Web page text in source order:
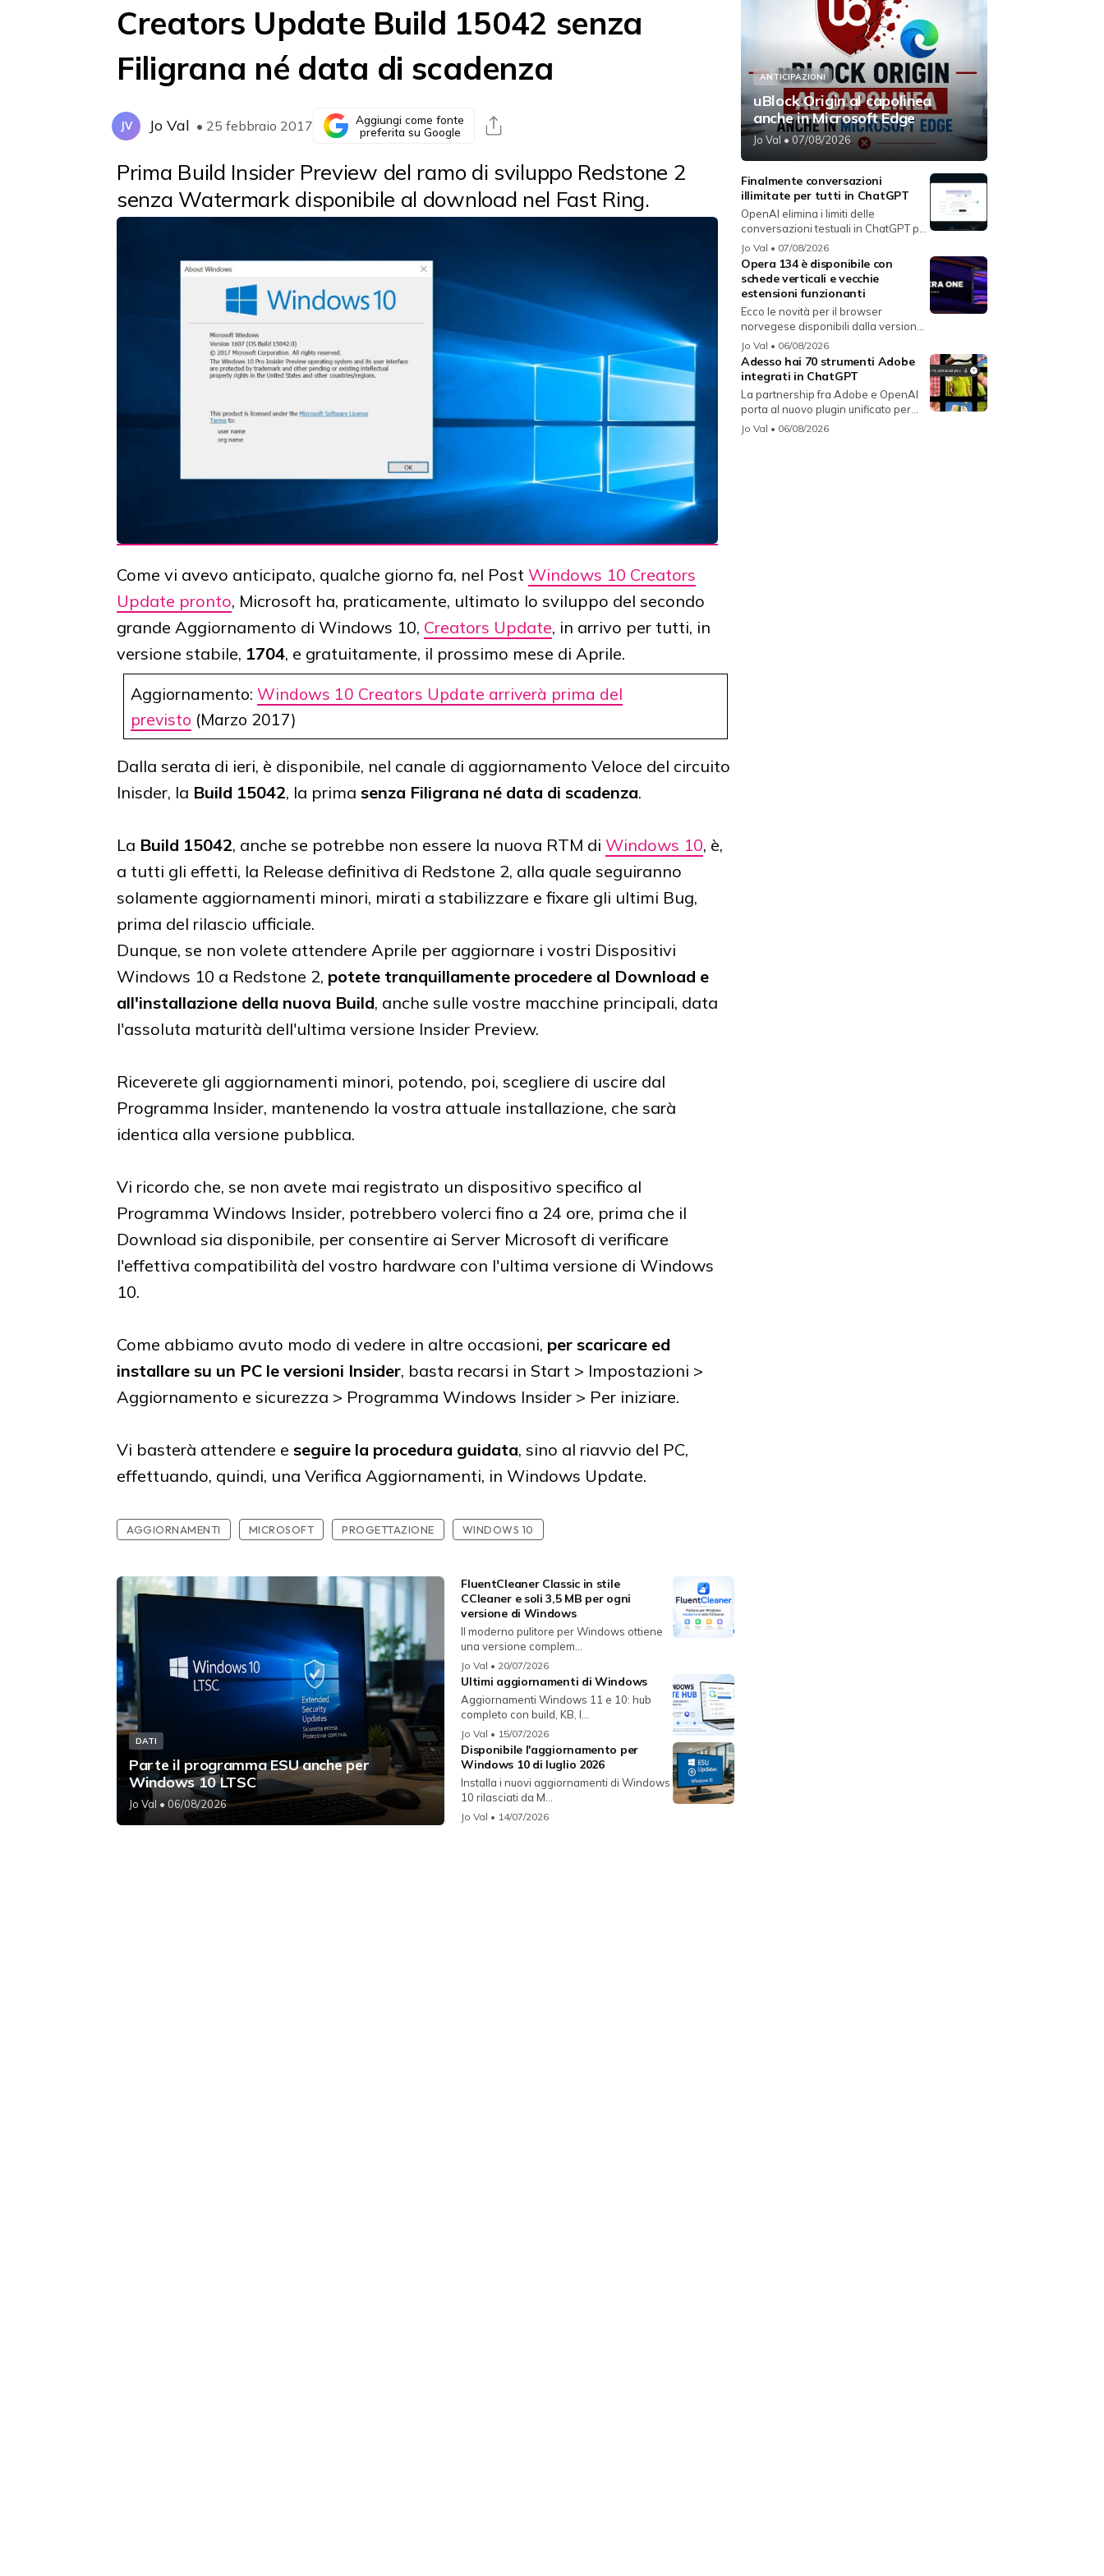
Creators Update Build 15042 senza
Filigrana né data di scadenza
JV Jo Val • 25 febbraio 2017
Aggiungi come fonte
preferita su Google
Prima Build Insider Preview del ramo di sviluppo Redstone 2
senza Watermark disponibile al download nel Fast Ring.
Come vi avevo anticipato, qualche giorno fa, nel Post Windows 10 Creators
Update pronto, Microsoft ha, praticamente, ultimato lo sviluppo del secondo
grande Aggiornamento di Windows 10, Creators Update, in arrivo per tutti, in
versione stabile, 1704, e gratuitamente, il prossimo mese di Aprile.
Aggiornamento: Windows 10 Creators Update arriverà prima del
previsto (Marzo 2017)
Dalla serata di ieri, è disponibile, nel canale di aggiornamento Veloce del circuito
Inisder, la Build 15042, la prima senza Filigrana né data di scadenza.
La Build 15042, anche se potrebbe non essere la nuova RTM di Windows 10, è,
a tutti gli effetti, la Release definitiva di Redstone 2, alla quale seguiranno
solamente aggiornamenti minori, mirati a stabilizzare e fixare gli ultimi Bug,
prima del rilascio ufficiale.
Dunque, se non volete attendere Aprile per aggiornare i vostri Dispositivi
Windows 10 a Redstone 2, potete tranquillamente procedere al Download e
all'installazione della nuova Build, anche sulle vostre macchine principali, data
l'assoluta maturità dell'ultima versione Insider Preview.
Riceverete gli aggiornamenti minori, potendo, poi, scegliere di uscire dal
Programma Insider, mantenendo la vostra attuale installazione, che sarà
identica alla versione pubblica.
Vi ricordo che, se non avete mai registrato un dispositivo specifico al
Programma Windows Insider, potrebbero volerci fino a 24 ore, prima che il
Download sia disponibile, per consentire ai Server Microsoft di verificare
l'effettiva compatibilità del vostro hardware con l'ultima versione di Windows
10.
Come abbiamo avuto modo di vedere in altre occasioni, per scaricare ed
installare su un PC le versioni Insider, basta recarsi in Start > Impostazioni >
Aggiornamento e sicurezza > Programma Windows Insider > Per iniziare.
Vi basterà attendere e seguire la procedura guidata, sino al riavvio del PC,
effettuando, quindi, una Verifica Aggiornamenti, in Windows Update.
AGGIORNAMENTI MICROSOFT PROGETTAZIONE WINDOWS 10
DATI
Parte il programma ESU anche per
Windows 10 LTSC
Jo Val • 06/08/2026
FluentCleaner Classic in stile
CCleaner e soli 3,5 MB per ogni
versione di Windows
Il moderno pulitore per Windows ottiene
una versione complem...
Jo Val • 20/07/2026
Ultimi aggiornamenti di Windows
Aggiornamenti Windows 11 e 10: hub
completo con build, KB, l...
Jo Val • 15/07/2026
Disponibile l'aggiornamento per
Windows 10 di luglio 2026
Installa i nuovi aggiornamenti di Windows
10 rilasciati da M...
Jo Val • 14/07/2026
ANTICIPAZIONI
uBlock Origin al capolinea
anche in Microsoft Edge
Jo Val • 07/08/2026
Finalmente conversazioni
illimitate per tutti in ChatGPT
OpenAI elimina i limiti delle
conversazioni testuali in ChatGPT per
i...
Jo Val • 07/08/2026
Opera 134 è disponibile con
schede verticali e vecchie
estensioni funzionanti
Ecco le novità per il browser
norvegese disponibili dalla versione
134...
Jo Val • 06/08/2026
Adesso hai 70 strumenti Adobe
integrati in ChatGPT
La partnership fra Adobe e OpenAI
porta al nuovo plugin unificato per...
Jo Val • 06/08/2026